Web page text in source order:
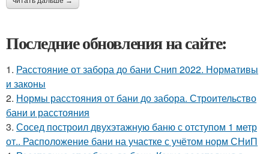
Последние обновления на сайте:
1. Расстояние от забора до бани Снип 2022. Нормативы
и законы
2. Нормы расстояния от бани до забора. Строительство
бани и расстояния
3. Сосед построил двухэтажную баню с отступом 1 метр
от.. Расположение бани на участке с учётом норм СНиП